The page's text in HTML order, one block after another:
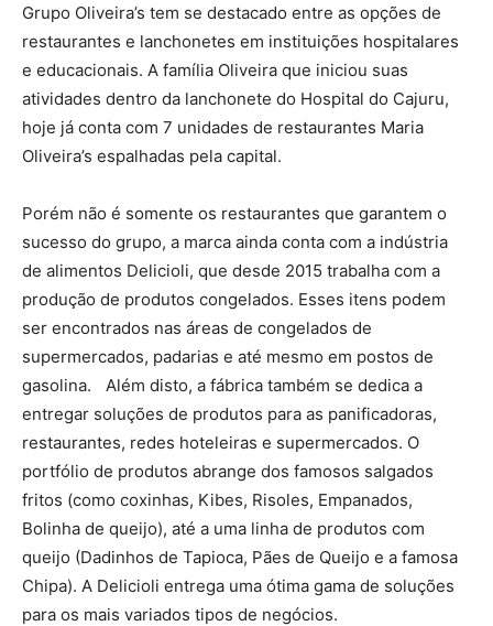
Grupo Oliveira’s tem se destacado entre as opções de
restaurantes e lanchonetes em instituições hospitalares
e educacionais. A família Oliveira que iniciou suas
atividades dentro da lanchonete do Hospital do Cajuru,
hoje já conta com 7 unidades de restaurantes Maria
Oliveira’s espalhadas pela capital.
Porém não é somente os restaurantes que garantem o
sucesso do grupo, a marca ainda conta com a indústria
de alimentos Delicioli, que desde 2015 trabalha com a
produção de produtos congelados. Esses itens podem
ser encontrados nas áreas de congelados de
supermercados, padarias e até mesmo em postos de
gasolina. Além disto, a fábrica também se dedica a
entregar soluções de produtos para as panificadoras,
restaurantes, redes hoteleiras e supermercados. O
portfólio de produtos abrange dos famosos salgados
fritos (como coxinhas, Kibes, Risoles, Empanados,
Bolinha de queijo), até a uma linha de produtos com
queijo (Dadinhos de Tapioca, Pães de Queijo e a famosa
Chipa). A Delicioli entrega uma ótima gama de soluções
para os mais variados tipos de negócios.